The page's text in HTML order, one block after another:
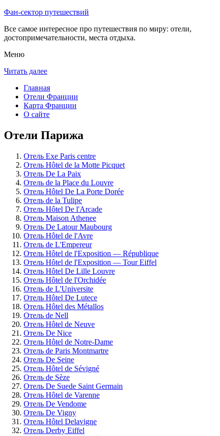
Фан-сектор путешествий
Все самое интересное про путешествия по миру: отели,
достопримечательности, места отдыха.
Меню
Читать далее
Главная
Отели Франции
Карта Франции
О сайте
Отели Парижа
Отель Exe Paris centre
Отель Hôtel de la Motte Picquet
Отель De La Paix
Отель de la Place du Louvre
Отель Hôtel De La Porte Dorée
Отель de la Tulipe
Отель Hôtel De l'Arcade
Отель Maison Athenee
Отель De Latour Maubourg
Отель Hôtel de l'Avre
Отель de L'Empereur
Отель Hôtel de l'Exposition — République
Отель Hôtel de l'Exposition — Tour Eiffel
Отель Hôtel De Lille Louvre
Отель Hôtel de l'Orchidée
Отель de L'Universite
Отель Hôtel De Lutece
Отель Hôtel des Métallos
Отель de Nell
Отель Hôtel de Neuve
Отель De Nice
Отель Hôtel de Notre-Dame
Отель de Paris Montmartre
Отель De Seine
Отель Hôtel de Sévigné
Отель de Sèze
Отель De Suede Saint Germain
Отель Hôtel de Varenne
Отель De Vendome
Отель De Vigny
Отель Hôtel Delavigne
Отель Derby Eiffel